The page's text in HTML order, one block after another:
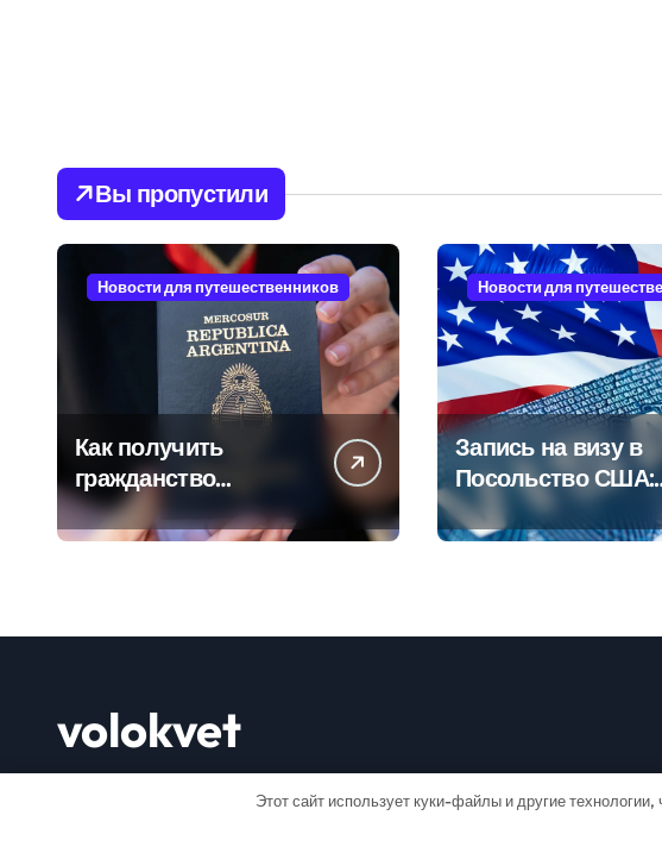
Вы пропустили
Новости для путешественников
Как получить
гражданство
Аргентины: Полное
руководство
Новости для
Запись на визу в
Посольство США:
Пошаговое
руководство
volokvet
Этот сайт использует куки-файлы и другие